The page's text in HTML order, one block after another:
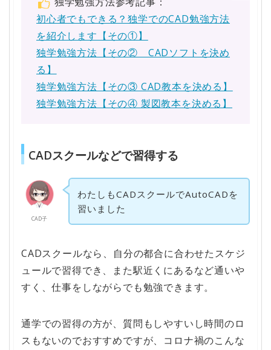
初心者でもできる？独学でのCAD勉強方法
を紹介します【その①】
独学勉強方法【その② CADソフトを決め
る】
独学勉強方法【その③ CAD教本を決める】
独学勉強方法【その④ 製図教本を決める】
CADスクールなどで習得する
CAD子
わたしもCADスクールでAutoCADを
習いました
CADスクールなら、自分の都合に合わせたスケジ
ュールで習得でき、また駅近くにあるなど通いや
すく、仕事をしながらでも勉強できます。
通学での習得の方が、質問もしやすいし時間のロ
スもないのでおすすめですが、コロナ禍のこんな